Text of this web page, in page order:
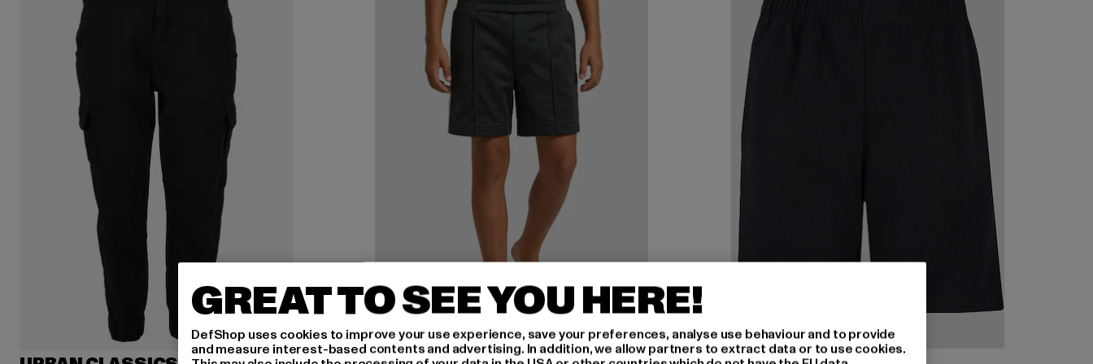
GREAT TO SEE YOU HERE!
DefShop uses cookies to improve your use experience, save your preferences, analyse use behaviour and to provide
and measure interest-based contents and advertising. In addition, we allow partners to extract data or to use cookies.